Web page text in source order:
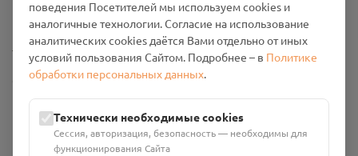
Промо-материалы
Настройки cookies
Общество с ограниченной ответственностью «Смоленский
Проект Помним»
ИНН: 6700029207 ОГРН: 1256700001986
Юридический адрес: 216790, Смоленская область, р-н
Руднянский, г. Рудня, улица Западная, д. 26А, пом. 18
поведения Посетителей мы используем cookies и
аналогичные технологии. Согласие на использование
аналитических cookies даётся Вами отдельно от иных
условий пользования Сайтом. Подробнее – в Политике
обработки персональных данных.
Технически необходимые cookies
Сессия, авторизация, безопасность — необходимы для
функционирования Сайта